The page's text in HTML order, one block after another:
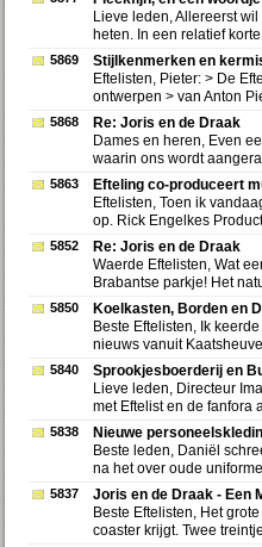
Lieve leden, Allereerst
heten. In een relatief
5869
Stijlkenmerken en
Eftelisten, Pieter: > De
ontwerpen > van Anton
5868
Re: Joris en de Draak
Dames en heren, Even
waarin ons wordt
5863
Efteling co-produceert
Eftelisten, Toen ik
op. Rick Engelkes
5852
Re: Joris en de Draak
Waerde Eftelisten, Wat
Brabantse parkje! Het
5850
Koelkasten, Borden en
Beste Eftelisten, Ik
nieuws vanuit
5840
Sprookjesboerderij en
Lieve leden, Directeur
met Eftelist en de fanfora
5838
Nieuwe
Beste leden, Daniël
na het over oude
5837
Joris en de Draak - Een
Beste Eftelisten, Het
coaster krijgt. Twee